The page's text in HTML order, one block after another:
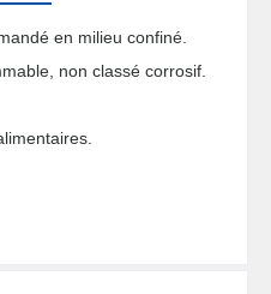
en milieu confiné.
non classé corrosif.